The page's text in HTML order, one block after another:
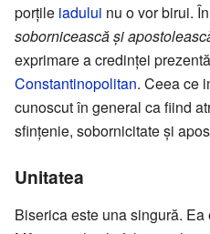
porțile iadului nu o vor birui.
sobornicească și
exprimare a credinței
Constantinopolitan. Ceea ce
cunoscut în general ca fiind
sfințenie, sobornicitate și
Unitatea
Biserica este una singură.